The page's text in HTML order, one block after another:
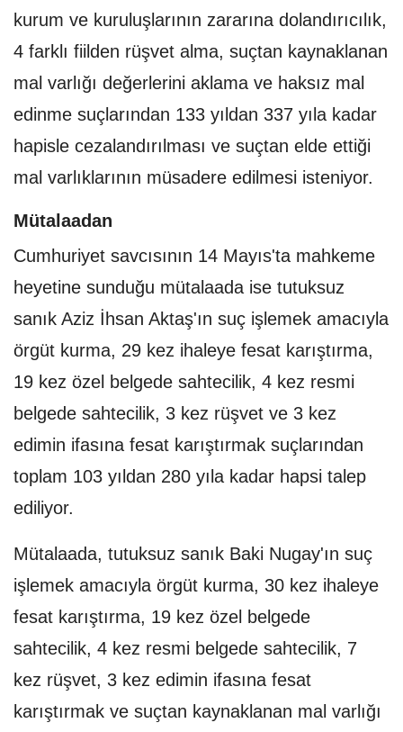
kurum ve kuruluşlarının zararına dolandırıcılık,
4 farklı fiilden rüşvet alma, suçtan kaynaklanan
mal varlığı değerlerini aklama ve haksız mal
edinme suçlarından 133 yıldan 337 yıla kadar
hapisle cezalandırılması ve suçtan elde ettiği
mal varlıklarının müsadere edilmesi isteniyor.
Mütalaadan
Cumhuriyet savcısının 14 Mayıs'ta mahkeme
heyetine sunduğu mütalaada ise tutuksuz
sanık Aziz İhsan Aktaş'ın suç işlemek amacıyla
örgüt kurma, 29 kez ihaleye fesat karıştırma,
19 kez özel belgede sahtecilik, 4 kez resmi
belgede sahtecilik, 3 kez rüşvet ve 3 kez
edimin ifasına fesat karıştırmak suçlarından
toplam 103 yıldan 280 yıla kadar hapsi talep
ediliyor.
Mütalaada, tutuksuz sanık Baki Nugay'ın suç
işlemek amacıyla örgüt kurma, 30 kez ihaleye
fesat karıştırma, 19 kez özel belgede
sahtecilik, 4 kez resmi belgede sahtecilik, 7
kez rüşvet, 3 kez edimin ifasına fesat
karıştırmak ve suçtan kaynaklanan mal varlığı